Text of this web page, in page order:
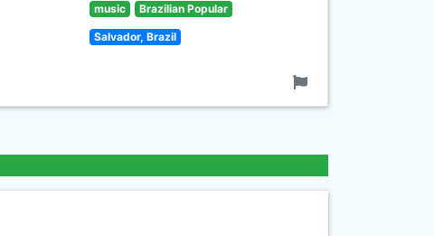
music Brazilian Popular
Salvador, Brazil